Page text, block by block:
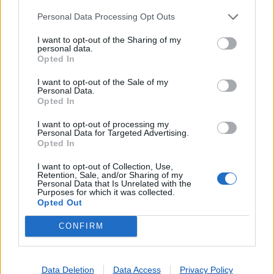
Personal Data Processing Opt Outs
I want to opt-out of the Sharing of my
personal data.
Opted In
I want to opt-out of the Sale of my
Personal Data.
Opted In
I want to opt-out of processing my
Personal Data for Targeted Advertising.
Opted In
I want to opt-out of Collection, Use,
Retention, Sale, and/or Sharing of my
Personal Data that Is Unrelated with the
Purposes for which it was collected.
Opted Out
CONFIRM
Data Deletion Data Access Privacy Policy
Lojas mais próximas
PEROGUARDA(3.41 km)
FERREIRA DO ALENTEJO(8.77 km)
TRIGACHES(10.58 km)
ODIVELAS (FERREIRA ALENTEJO) (10.81 km)